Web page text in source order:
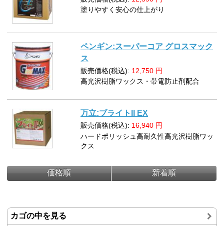
塗りやすく安心の仕上がり
ペンギン:スーパーコア グロスマック
ス
販売価格(税込): 12,750 円
高光沢樹脂ワックス・帯電防止剤配合
万立:ブライトII EX
販売価格(税込): 16,940 円
ハードポリッシュ高耐久性高光沢樹脂ワッ
クス
価格順 新着順
カゴの中を見る